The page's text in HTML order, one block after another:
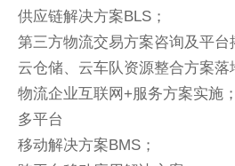
供应链解决方案BLS；
第三方物流交易方案咨询及平台
云仓储、云车队资源整合方案落
物流企业互联网+服务方案实施；
多平台
移动解决方案BMS；